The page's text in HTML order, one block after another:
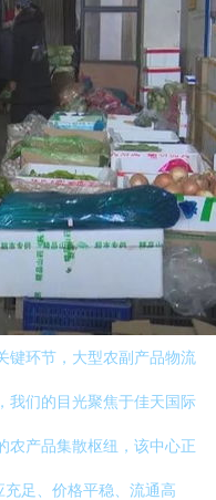
键环节，大型农副产品物流
我们的目光聚焦于佳天国际
农产品集散枢纽，该中心正
充足、价格平稳、流通高